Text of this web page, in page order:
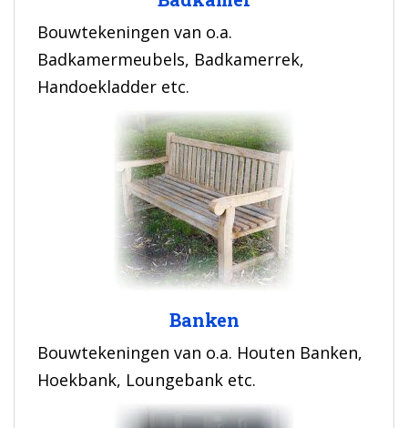
Bouwtekeningen van o.a.
Badkamermeubels, Badkamerrek,
Handoekladder etc.
Banken
Bouwtekeningen van o.a. Houten Banken,
Hoekbank, Loungebank etc.